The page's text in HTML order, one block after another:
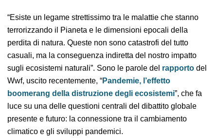
“Esiste un legame strettissimo tra le malattie che
stanno terrorizzando il Pianeta e le dimensioni epocali
della perdita di natura. Queste non sono catastrofi del
tutto casuali, ma la conseguenza indiretta del nostro
impatto sugli ecosistemi naturali”. Sono le parole
delrapportodel Wwf, uscito recentemente,
“Pandemie, l’effetto boomerang della distruzione
degli ecosistemi ”, che fa luce su una delle questioni
centrali del dibattito globale presente e futuro: la